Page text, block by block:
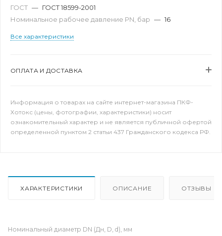
ГОСТ — ГОСТ 18599-2001
Номинальное рабочее давление PN, бар — 16
Все характеристики
ОПЛАТА И ДОСТАВКА
Информация о товарах на сайте интернет-магазина ПКФ-
Хотокс (цены, фотографии, характеристики) носит
ознакомительный характер и не является публичной офертой
определенной пунктом 2 статьи 437 Гражданского кодекса РФ.
ХАРАКТЕРИСТИКИ ОПИСАНИЕ ОТЗЫВЫ
Номинальный диаметр DN (Дн, D, d), мм